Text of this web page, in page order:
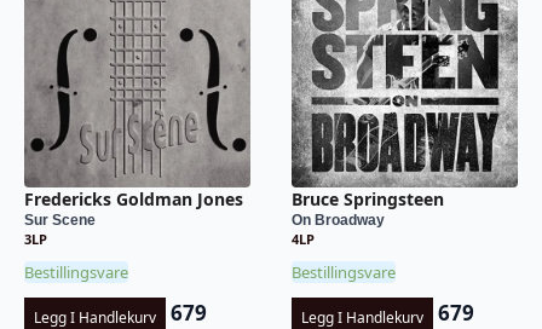
Fredericks Goldman Jones
Sur Scene
3LP
Bestillingsvare
Legg I Handlekurv 679
Bruce Springsteen
On Broadway
4LP
Bestillingsvare
Legg I Handlekurv 679